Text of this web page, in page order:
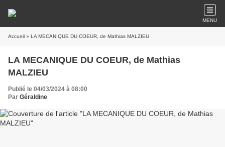
MENU
Accueil » LA MECANIQUE DU COEUR, de Mathias MALZIEU
LA MECANIQUE DU COEUR, de Mathias
MALZIEU
Publié le 04/03/2024 à 08:00
Par Géraldine